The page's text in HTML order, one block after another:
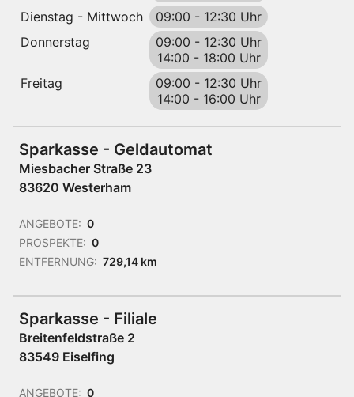
Dienstag - Mittwoch
09:00 - 12:30 Uhr
Donnerstag
09:00 - 12:30 Uhr
14:00 - 18:00 Uhr
Freitag
09:00 - 12:30 Uhr
14:00 - 16:00 Uhr
Sparkasse - Geldautomat
Miesbacher Straße 23
83620 Westerham
ANGEBOTE: 0
PROSPEKTE: 0
ENTFERNUNG: 729,14 km
Sparkasse - Filiale
Breitenfeldstraße 2
83549 Eiselfing
ANGEBOTE: 0